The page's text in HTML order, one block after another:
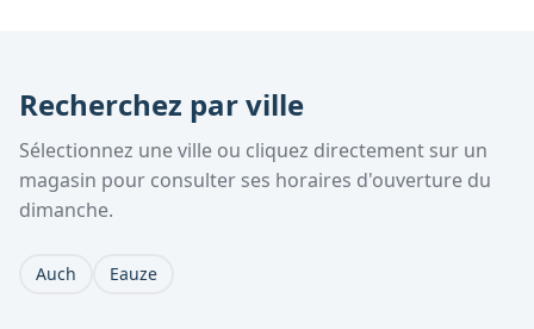
Recherchez par ville
Sélectionnez une ville ou cliquez directement sur un
magasin pour consulter ses horaires d'ouverture du
dimanche.
Auch Eauze